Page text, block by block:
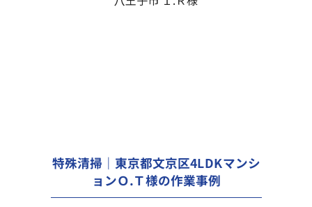
特殊清掃｜東京都文京区4LDKマンシ
ョンＯ.Ｔ様の作業事例